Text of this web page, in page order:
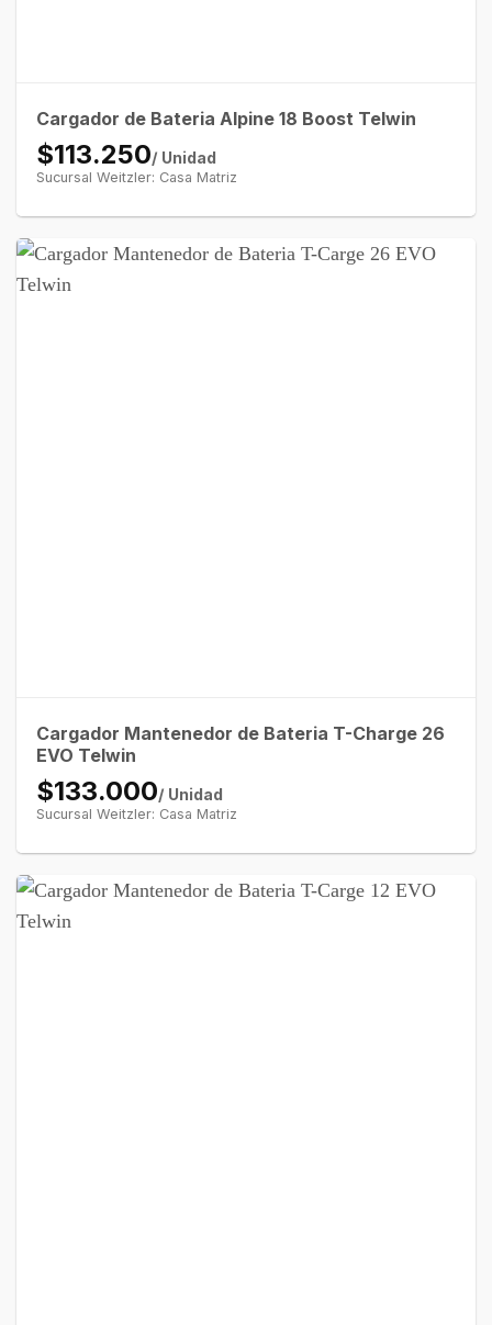
Cargador de Bateria Alpine 18 Boost Telwin
$113.250/ Unidad
Sucursal Weitzler: Casa Matriz
Cargador Mantenedor de Bateria T-Charge 26
EVO Telwin
$133.000/ Unidad
Sucursal Weitzler: Casa Matriz